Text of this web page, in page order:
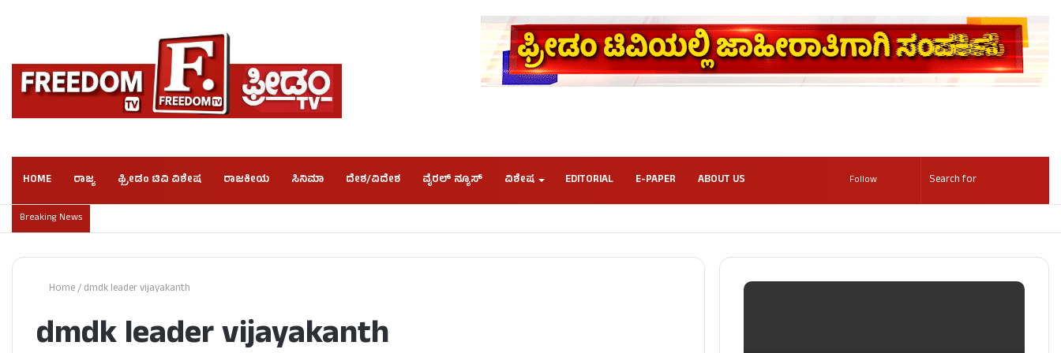
HOME ರಾಜ್ಯ ಫ್ರೀಡಂ ಟಿವಿ ವಿಶೇಷ ರಾಜಕೀಯ ಸಿನಿಮಾ ದೇಶ/ವಿದೇಶ ವೈರಲ್ ನ್ಯೂಸ್ ವಿಶೇಷ EDITORIAL E-PAPER ABOUT US Follow
Breaking News
Home/dmdk leader vijayakanth
dmdk leader vijayakanth